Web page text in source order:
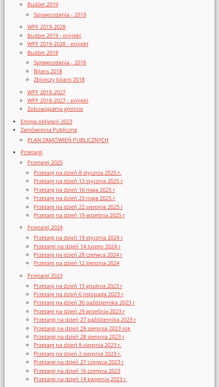
Budżet 2019
Sprawozdania - 2019
WPF 2019-2028
Budżet 2019 - projekt
WPF 2019-2028 - projekt
Budżet 2018
Sprawozdania - 2018
Bilans 2018
Zbiorczy bilans 2018
WPF 2018-2027
WPF 2018-2027 - projekt
Zobowiązania gminne
Emisja obligacji 2023
Zamówienia Publiczne
PLAN ZAMÓWIEŃ PUBLICZNYCH
Przetargi
Przetargi 2025
Przetarg na dzień 8 stycznia 2025 r.
Przetarg na dzień 13 stycznia 2025 r
Przetarg na dzień 16 maja 2025 r
Przetarg na dzień 23 maja 2025 r
Przetarg na dzień 22 sierpnia 2025 r
Przetarg na dzień 19 września 2025 r
Przetargi 2024
Przetarg na dzień 19 stycznia 2024 r
Przetargi na dzień 14 lutego 2024 r
Przetarg na dzień 28 czerwca 2024 r
Przetarg na dzień 12 sierpnia 2024
Przetargi 2023
Przetarg na dzień 15 grudnia 2023 r
Przetarg na dzień 6 listopada 2023 r
Przetarg na dzień 30 października 2023 r
Przetarg na dzień 29 września 2023 r
Przetargi na dzień 27 października 2023 r
Przetargi na dzień 29 sierpnia 2023 rok
Przetargi na dzień 28 sierpnia 2023 r
Przetarg na dzień 8 sierpnia 2023 r.
Przetarg na dzień 2 sierpnia 2023 r.
Przetargi na dzień 27 czerwca 2023 r
Przetargi na dzień 16 czerwca 2023
Przetargi na dzień 14 kwietnia 2023 r.